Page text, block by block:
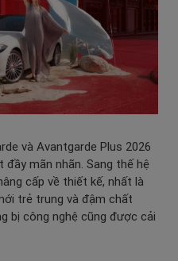
và Avantgarde Plus 2026
mãn nhãn. Sang thế hệ
cấp về thiết kế, nhất là
trẻ trung và đậm chất
bị công nghệ cũng được cải